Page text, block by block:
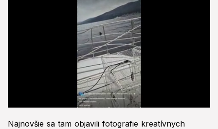
seconds
of
Najnovšie sa tam objavili fotografie kreatívnych